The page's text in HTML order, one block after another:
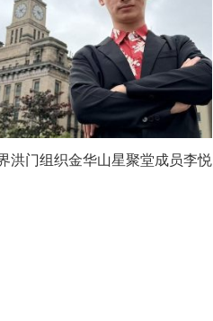
洪门组织金华山星聚堂成员李悦